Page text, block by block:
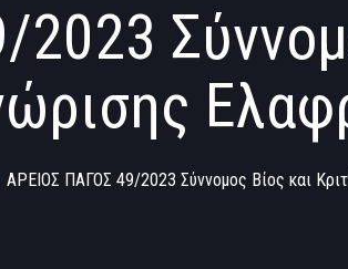
ΑΡΕΙΟΣ ΠΑΓΟΣ 49/2023 Σύννομος Βίος και